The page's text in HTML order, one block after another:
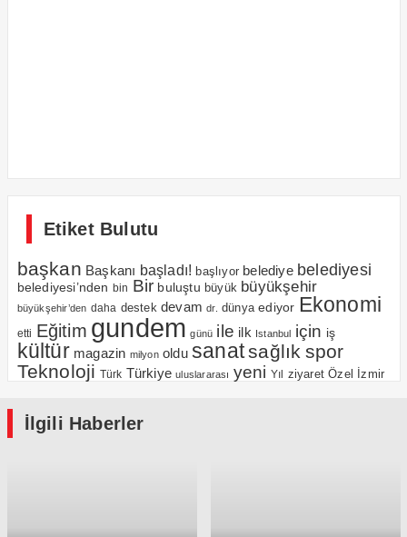
Etiket Bulutu
başkan Başkanı başladı! başlıyor belediye belediyesi
belediyesi’nden bin Bir buluştu büyük büyükşehir
büyükşehir’den daha destek devam dr. dünya ediyor Ekonomi
etti Eğitim gundem günü ile ilk Istanbul için iş
kültür magazin milyon oldu sanatsağlık spor
Teknoloji Türk Türkiye uluslararası yeni Yıl ziyaret Özel İzmir
İlgili Haberler